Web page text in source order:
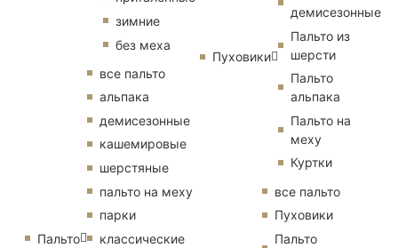
зимние
без меха
Пальто
все пальто
альпака
демисезонные
кашемировые
шерстяные
пальто на меху
парки
классические
Пуховики
демисезонные
Пальто из
шерсти
Пальто
альпака
Пальто на
меху
Куртки
все пальто
Пуховики
Пальто